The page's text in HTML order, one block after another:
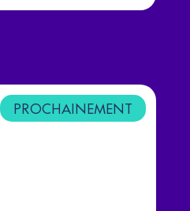
PROCHAINEMENT